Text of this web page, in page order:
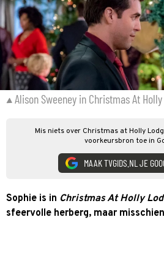
Alison Sweeney in Christmas At
Mis niets over Christmas at Holly
voorkeursbron toe in
MAAK TVGIDS.NL JE
Sophie is in Christmas At Holly
sfeervolle herberg, maar